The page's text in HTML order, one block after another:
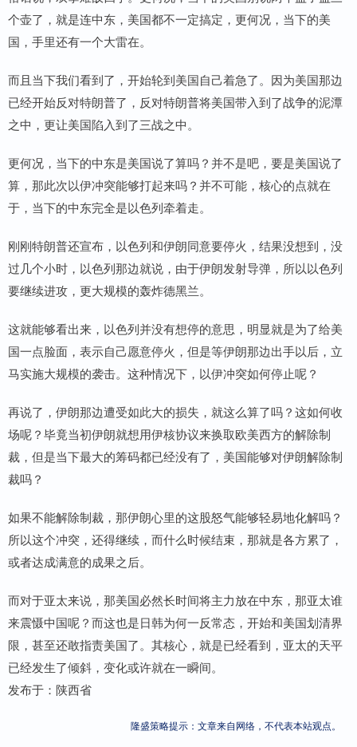
个壶了，就是连中东，美国都不一定搞定，更何况，当下的美
国，手里还有一个大雷在。
而且当下我们看到了，开始轮到美国自己着急了。因为美国那边
已经开始反对特朗普了，反对特朗普将美国带入到了战争的泥潭
之中，更让美国陷入到了三战之中。
更何况，当下的中东是美国说了算吗？并不是吧，要是美国说了
算，那此次以伊冲突能够打起来吗？并不可能，核心的点就在
于，当下的中东完全是以色列牵着走。
刚刚特朗普还宣布，以色列和伊朗同意要停火，结果没想到，没
过几个小时，以色列那边就说，由于伊朗发射导弹，所以以色列
要继续进攻，更大规模的轰炸德黑兰。
这就能够看出来，以色列并没有想停的意思，明显就是为了给美
国一点脸面，表示自己愿意停火，但是等伊朗那边出手以后，立
马实施大规模的袭击。这种情况下，以伊冲突如何停止呢？
再说了，伊朗那边遭受如此大的损失，就这么算了吗？这如何收
场呢？毕竟当初伊朗就想用伊核协议来换取欧美西方的解除制
裁，但是当下最大的筹码都已经没有了，美国能够对伊朗解除制
裁吗？
如果不能解除制裁，那伊朗心里的这股怒气能够轻易地化解吗？
所以这个冲突，还得继续，而什么时候结束，那就是各方累了，
或者达成满意的成果之后。
而对于亚太来说，那美国必然长时间将主力放在中东，那亚太谁
来震慑中国呢？而这也是日韩为何一反常态，开始和美国划清界
限，甚至还敢指责美国了。其核心，就是已经看到，亚太的天平
已经发生了倾斜，变化或许就在一瞬间。
发布于：陕西省
隆盛策略提示：文章来自网络，不代表本站观点。